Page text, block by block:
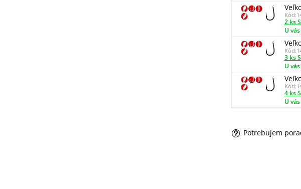
Kód:
2 ks
U
Kód:
3 ks
U
Kód:
4 ks
U
Potrebujem